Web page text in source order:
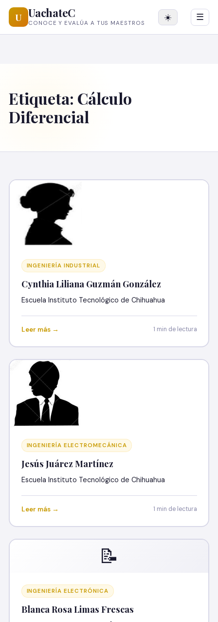
U UachateC
CONOCE Y EVALÚA A TUS MAESTROS
☀️ ☰
Etiqueta: Cálculo
Diferencial
INGENIERÍA INDUSTRIAL
Cynthia Liliana Guzmán González
Escuela Instituto Tecnológico de Chihuahua
Leer más → 1 min de lectura
INGENIERÍA ELECTROMECÁNICA
Jesús Juárez Martínez
Escuela Instituto Tecnológico de Chihuahua
Leer más → 1 min de lectura
📝
INGENIERÍA ELECTRÓNICA
Blanca Rosa Limas Frescas